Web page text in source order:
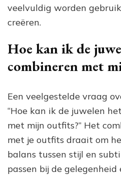
veelvuldig worden
creëren.
Hoe kan ik de
combineren met
Een veelgestelde vraag
“Hoe kan ik de juwelen
met mijn outfits?” Het
met je outfits draait om
balans tussen stijl en
passen bij de gelegenheid